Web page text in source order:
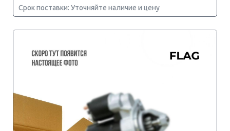
Срок поставки: Уточняйте наличие и цену